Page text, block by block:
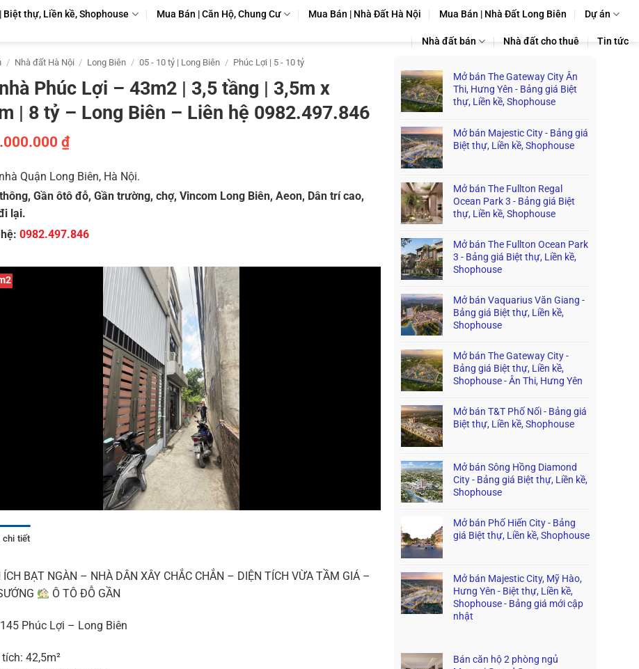
Biệt thự, Liền kề, Shophouse Mua Bán | Căn Hộ, Chung Cư Mua Bán | Nhà Đất Hà Nội Mua Bán | Nhà Đất Long Biên Dự án
Nhà đất bán Nhà đất cho thuê Tin tức
/ Nhà đất Hà Nội / Long Biên / 05 - 10 tỷ | Long Biên / Phúc Lợi | 5 - 10 tỷ
Phúc Lợi – 43m2 | 3,5 tầng | 3,5m x
| 8 tỷ – Long Biên – Liên hệ 0982.497.846
₫
Quận Long Biên, Hà Nội.
Gần ôtô đỗ, Gần trường, chợ, Vincom Long Biên, Aeon, Dân trí cao,
lại.
0982.497.846
chi tiết
ÍCH BẠT NGÀN – NHÀ DÂN XÂY CHẮC CHẮN – DIỆN TÍCH VỪA TẦM GIÁ –
Ô TÔ ĐỖ GẦN
Phúc Lợi – Long Biên
tích: 42,5m²
Mở bán The Gateway City Ân
Thi, Hưng Yên - Bảng giá Biệt
thự, Liền kề, Shophouse
Mở bán Majestic City - Bảng giá
Biệt thự, Liền kề, Shophouse
Mở bán The Fullton Regal
Ocean Park 3 - Bảng giá Biệt
thự, Liền kề, Shophouse
Mở bán The Fullton Ocean Park
3 - Bảng giá Biệt thự, Liền kề,
Shophouse
Mở bán Vaquarius Văn Giang -
Bảng giá Biệt thự, Liền kề,
Shophouse
Mở bán The Gateway City -
Bảng giá Biệt thự, Liền kề,
Shophouse - Ân Thi, Hưng Yên
Mở bán T&T Phố Nối - Bảng giá
Biệt thự, Liền kề, Shophouse
Mở bán Sông Hồng Diamond
City - Bảng giá Biệt thự, Liền kề,
Shophouse
Mở bán Phố Hiến City - Bảng
giá Biệt thự, Liền kề, Shophouse
Mở bán Majestic City, Mỹ Hào,
Hưng Yên - Biệt thự, Liền kề,
Shophouse - Bảng giá mới cập
nhật
Bán căn hộ 2 phòng ngủ